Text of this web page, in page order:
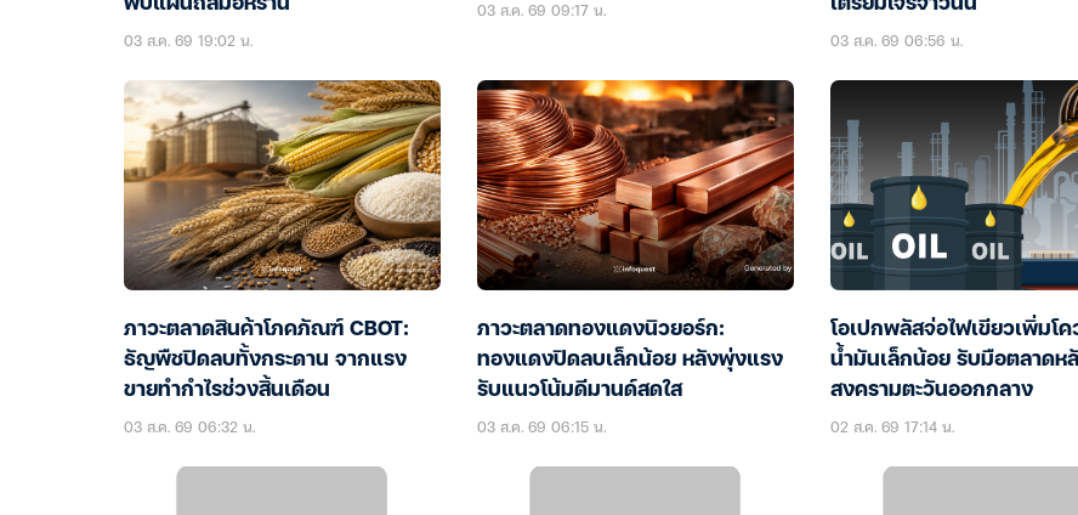
พับแผนถล่มอิหร่าน
03 ส.ค. 69 19:02 น.
03 ส.ค. 69 09:17 น.
เตรียมเจรจาวันนี้
03 ส.ค. 69 06:56 น.
ภาวะตลาดสินค้าโภคภัณฑ์ CBOT:
ธัญพืชปิดลบทั้งกระดาน จากแรง
ขายทำกำไรช่วงสิ้นเดือน
03 ส.ค. 69 06:32 น.
ภาวะตลาดทองแดงนิวยอร์ก:
ทองแดงปิดลบเล็กน้อย หลังพุ่งแรง
รับแนวโน้มดีมานด์สดใส
03 ส.ค. 69 06:15 น.
โอเปกพลัสจ่อไฟเขียวเพิ่มโ
น้ำมันเล็กน้อย รับมือตลาดห
สงครามตะวันออกกลาง
02 ส.ค. 69 17:14 น.